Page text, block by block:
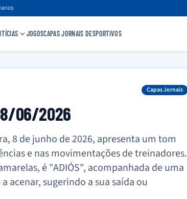
JOGOSCAPAS JORNAIS DESPORTIVOS
Capas Jornais
06/2026
8 de junho de 2026, apresenta um tom
e nas movimentações de treinadores.
é "ADIÓS", acompanhada de uma
acenar, sugerindo a sua saída ou